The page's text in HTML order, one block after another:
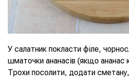
У салатник покласти філе,
шматочки ананасів (якщо ананас
Трохи посолити, додати